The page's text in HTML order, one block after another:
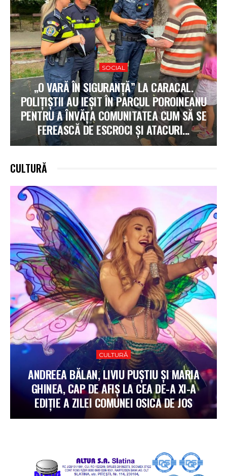
SOCIAL
„O VARĂ ÎN SIGURANȚĂ” LA CARACAL.
POLIȚIȘTII AU IEȘIT ÎN PARCUL POROINEANU
PENTRU A ÎNVĂȚA COMUNITATEA CUM SĂ SE
FEREASCĂ DE ESCROCI ȘI ATACURI...
CULTURĂ
CULTURĂ
ANDREEA BĂLAN, LIVIU PUȘTIU ȘI MARIA
GHINEA, CAP DE AFIȘ LA CEA DE-A XI-A
EDIȚIE A ZILEI COMUNEI OSICA DE JOS